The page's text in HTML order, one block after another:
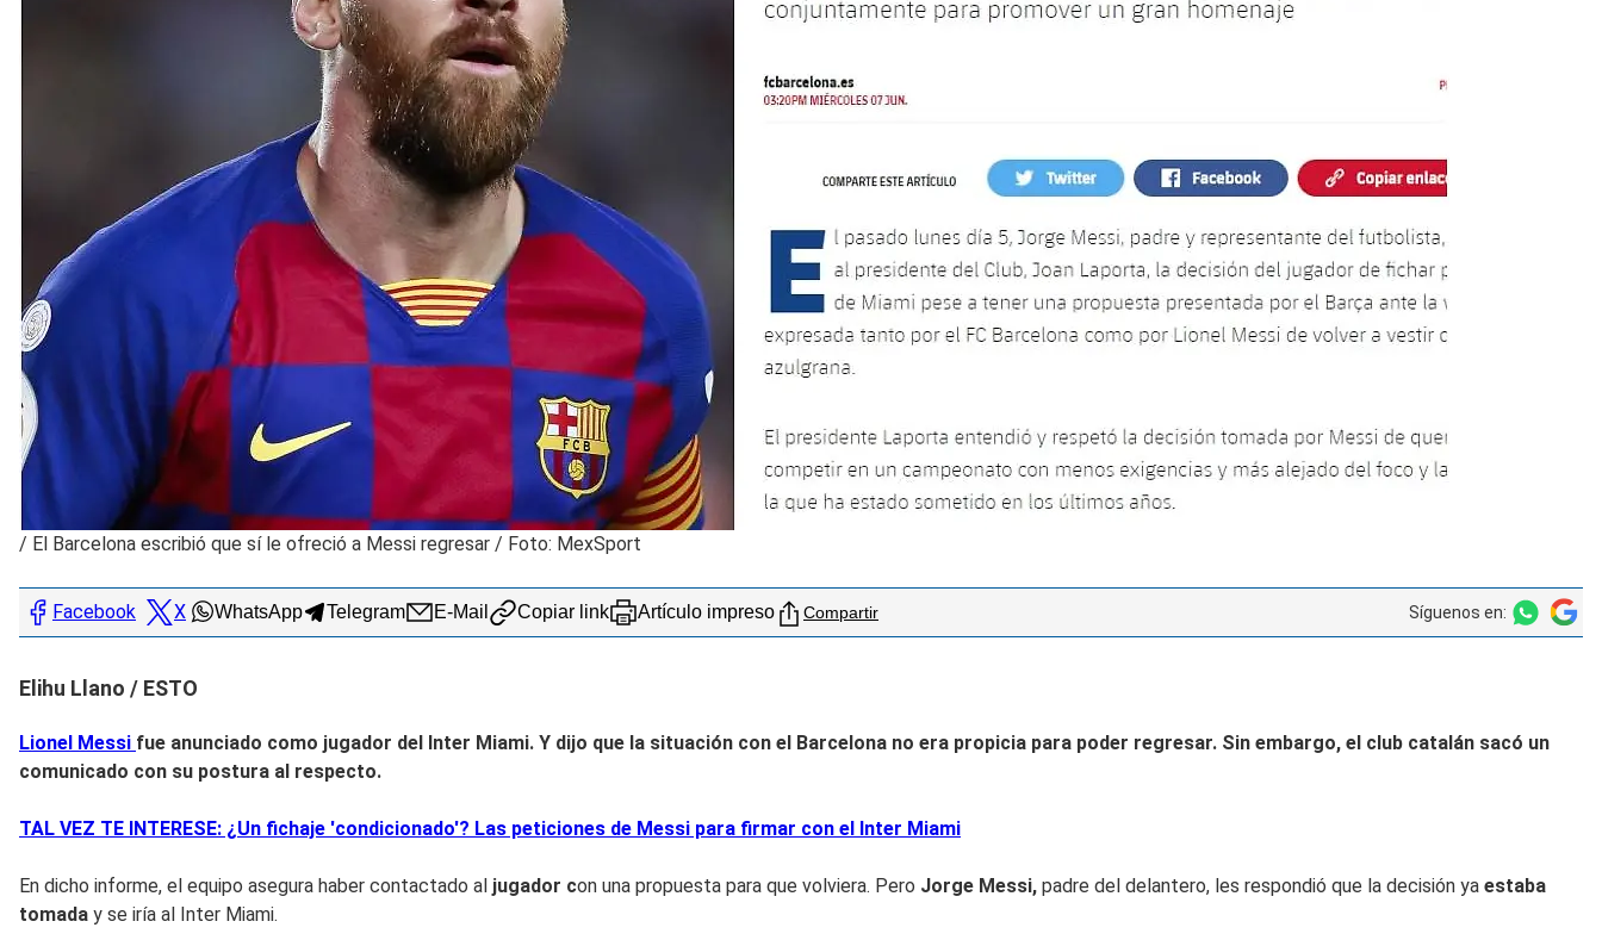
/ El Barcelona escribió que sí le ofreció a Messi regresar / Foto: MexSport
Facebook X WhatsApp Telegram E-Mail Copiar link Artículo impreso Compartir Síguenos en:
Elihu Llano / ESTO
Lionel Messi fue anunciado como jugador del Inter Miami. Y dijo que la situación con el Barcelona no era propicia para poder regresar. Sin embargo, el club catalán sacó un
comunicado con su postura al respecto.
TAL VEZ TE INTERESE: ¿Un fichaje 'condicionado'? Las peticiones de Messi para firmar con el Inter Miami
En dicho informe, el equipo asegura haber contactado al jugador con una propuesta para que volviera. Pero Jorge Messi, padre del delantero, les respondió que la decisión ya estaba
tomada y se iría al Inter Miami.